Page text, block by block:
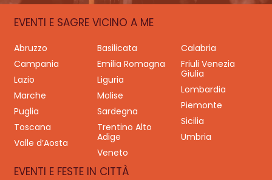
EVENTI E SAGRE VICINO A ME
Abruzzo Basilicata
Calabria
Campania
Emilia Romagna
Friuli Venezia
Giulia
Lazio
Liguria
Lombardia
Marche
Molise
Piemonte
Puglia
Sardegna
Sicilia
Toscana
Trentino Alto
Adige
Umbria
Valle d’Aosta
Veneto
EVENTI E FESTE IN CITTÀ